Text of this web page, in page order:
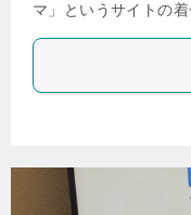
マ」というサイトの